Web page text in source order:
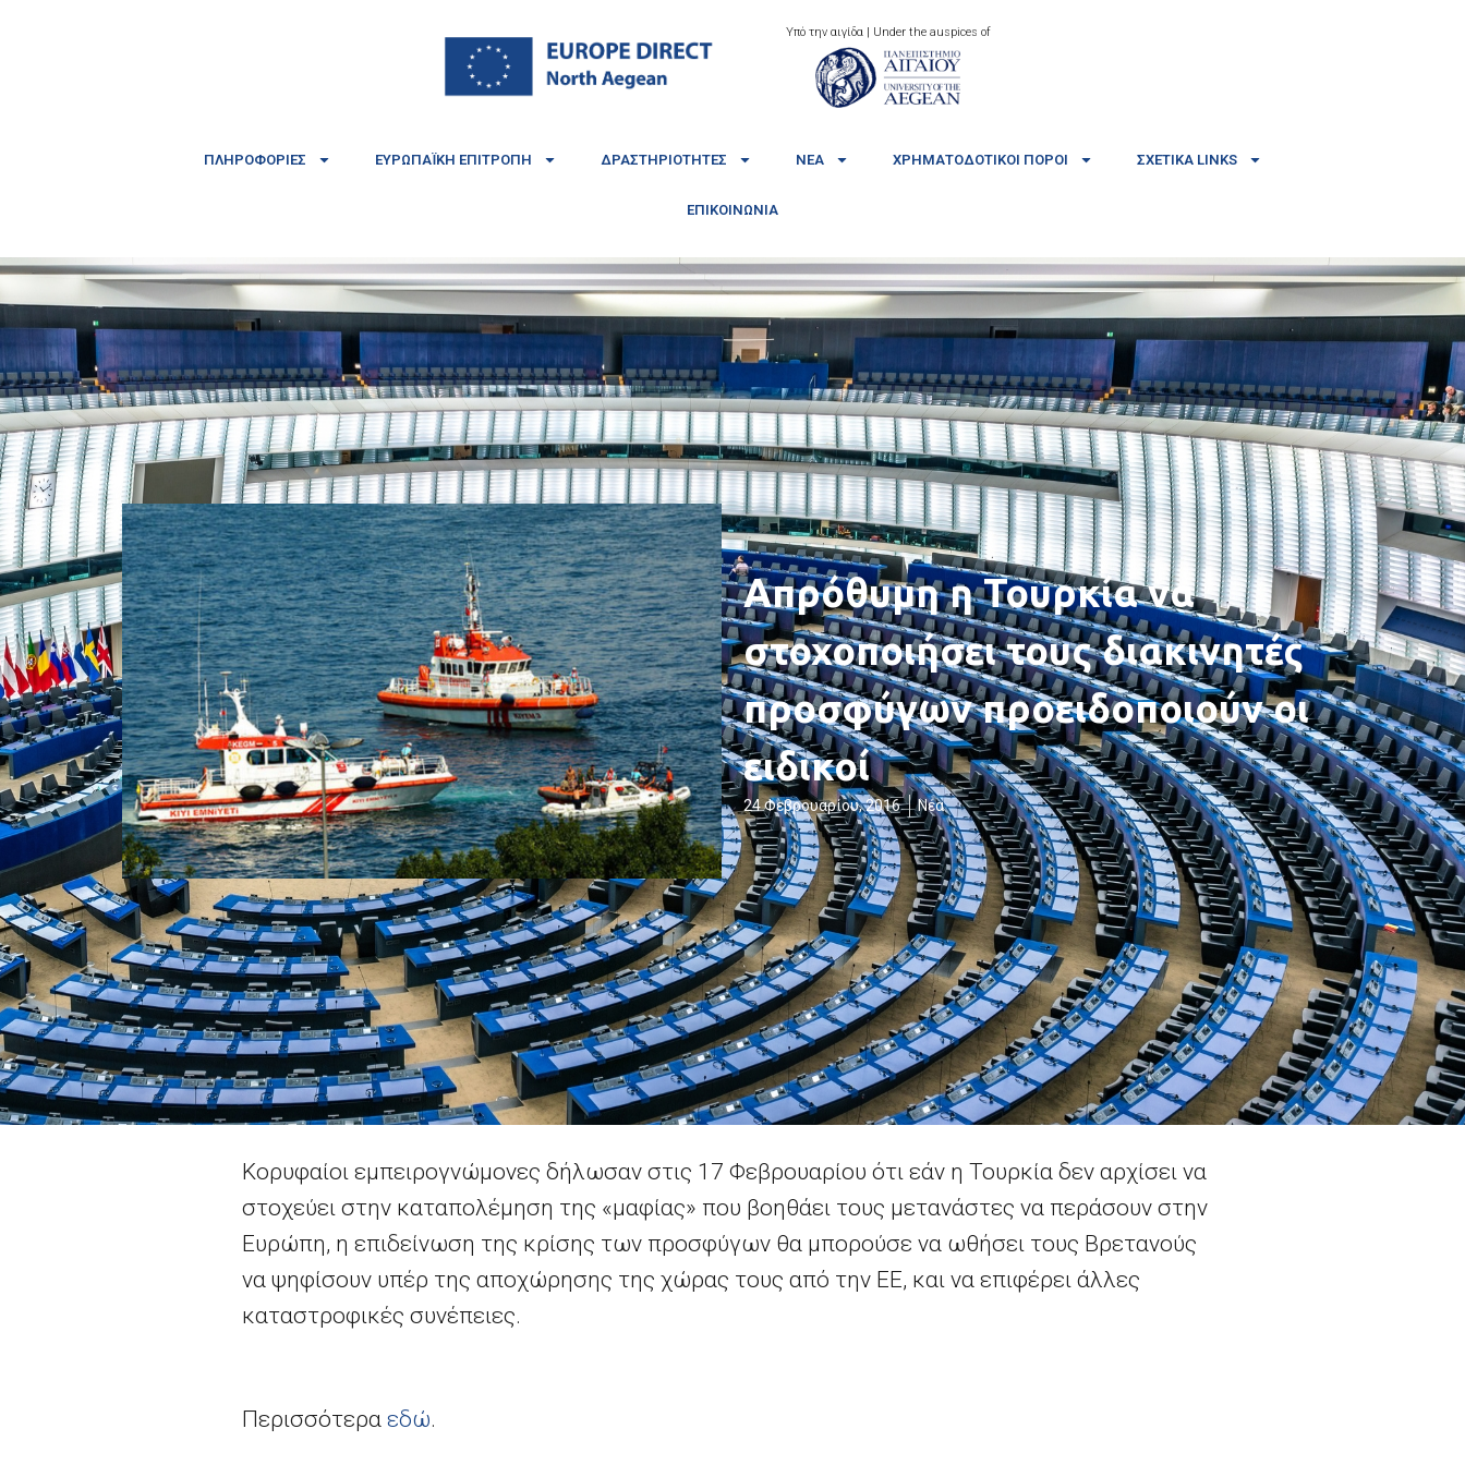
Υπό την αιγίδα | Under the auspices of
ΠΛΗΡΟΦΟΡΊΕΣ ΕΥΡΩΠΑΪΚΉ ΕΠΙΤΡΟΠΉ ΔΡΑΣΤΗΡΙΌΤΗΤΕΣ ΝΈΑ ΧΡΗΜΑΤΟΔΟΤΙΚΟΊ ΠΌΡΟΙ ΣΧΕΤΙΚΆ LINKS
ΕΠΙΚΟΙΝΩΝΊΑ
Απρόθυμη η Τουρκία να
στοχοποιήσει τους διακινητές
προσφύγων προειδοποιούν οι
ειδικοί
24 Φεβρουαρίου, 2016 Νέα
Κορυφαίοι εμπειρογνώμονες δήλωσαν στις 17 Φεβρουαρίου ότι εάν η Τουρκία δεν αρχίσει να
στοχεύει στην καταπολέμηση της «μαφίας» που βοηθάει τους μετανάστες να περάσουν στην
Ευρώπη, η επιδείνωση της κρίσης των προσφύγων θα μπορούσε να ωθήσει τους Βρετανούς
να ψηφίσουν υπέρ της αποχώρησης της χώρας τους από την ΕΕ, και να επιφέρει άλλες
καταστροφικές συνέπειες.
Περισσότερα εδώ.